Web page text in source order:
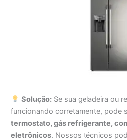
Solução: Se sua geladeira ou
funcionando corretamente, pode
termostato, gás refrigerante,
eletrônicos. Nossos técnicos